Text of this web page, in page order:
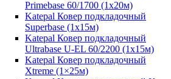
Primebase 60/1700 (1х20м)
Katepal Ковер подкладочный
Superbase (1х15м)
Katepal Ковер подкладочный
Ultrabase U-EL 60/2200 (1х15м)
Katepal Ковер подкладочный
Хtreme (1×25м)